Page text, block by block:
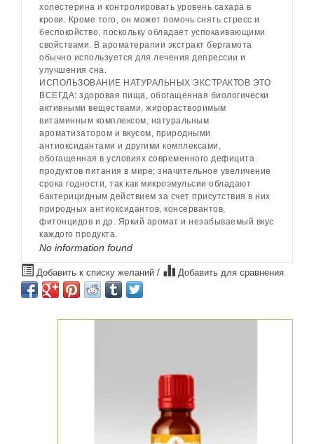
холестерина и контролировать уровень сахара в
крови. Кроме того, он может помочь снять стресс и
беспокойство, поскольку обладает успокаивающими
свойствами. В ароматерапии экстракт бергамота
обычно используется для лечения депрессии и
улучшения сна.
ИСПОЛЬЗОВАНИЕ НАТУРАЛЬНЫХ ЭКСТРАКТОВ ЭТО
ВСЕГДА: здоровая пища, обогащенная биологически
активными веществами, жирорастворимым
витаминным комплексом, натуральным
ароматизатором и вкусом, природными
антиоксидантами и другими комплексами,
обогащенная в условиях современного дефицита
продуктов питания в мире; значительное увеличение
срока годности, так как микроэмульсии обладают
бактерицидным действием за счет присутствия в них
природных антиоксидантов, консервантов,
фитонцидов и др. Яркий аромат и незабываемый вкус
каждого продукта.
No information found
Добавить к списку желаний / Добавить для сравнения